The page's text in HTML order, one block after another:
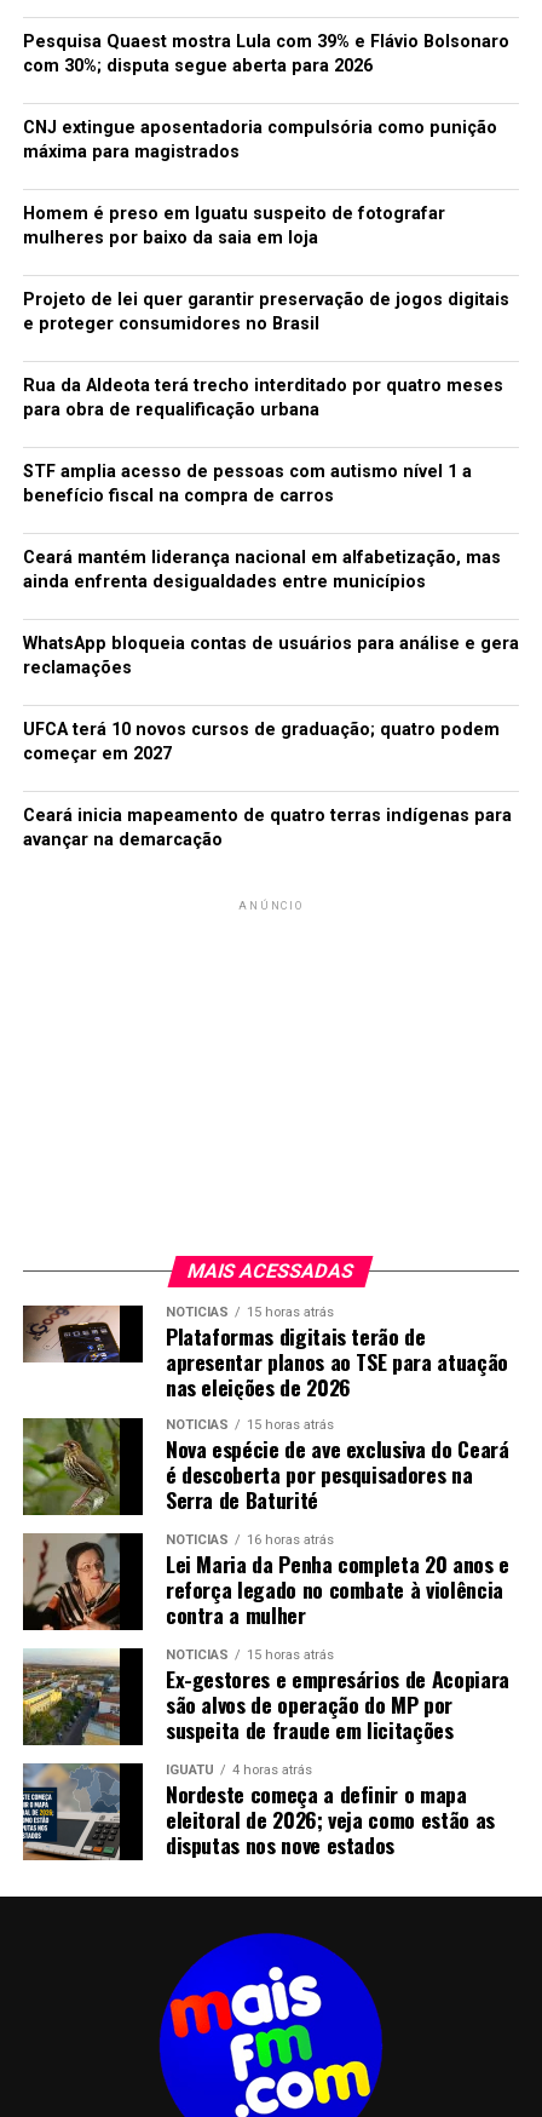
ARTISTA REVELAÇÃO FAVORITO
Charli XCX
Fifth Harmony
Meghan Trainor
Sam Smith
ARSTISTA COUNTRY MASCULINO FAVORITO
Blake Shelton
Brad Paisley
Luke Bryan
Tim McGraw
ARSTISTA COUNTRY FEMININO FAVORITO
Carrie Underwood
Faith Hill
ARTISTA DE POP FAVORITO
Beyoncé
Jennifer Lopez
Jessie J
Sia
Taylor Swift
ARTISTA DE HIP-HOP FAVORITO
Drake
Iggy Azalea
Jay Z
Nicki Minaj
T.I.
ARTISTA DE R&B FAVORITO
Jennifer Hudson
Pesquisa Quaest mostra Lula com 39% e Flávio Bolsonaro
com 30%; disputa segue aberta para 2026
CNJ extingue aposentadoria compulsória como punição
máxima para magistrados
Homem é preso em Iguatu suspeito de fotografar
mulheres por baixo da saia em loja
Projeto de lei quer garantir preservação de jogos digitais
e proteger consumidores no Brasil
Rua da Aldeota terá trecho interditado por quatro meses
para obra de requalificação urbana
STF amplia acesso de pessoas com autismo nível 1 a
benefício fiscal na compra de carros
Ceará mantém liderança nacional em alfabetização, mas
ainda enfrenta desigualdades entre municípios
WhatsApp bloqueia contas de usuários para análise e gera
reclamações
UFCA terá 10 novos cursos de graduação; quatro podem
começar em 2027
Ceará inicia mapeamento de quatro terras indígenas para
avançar na demarcação
ANÚNCIO
MAIS ACESSADAS
NOTICIAS 15 horas atrás
Plataformas digitais terão de
apresentar planos ao TSE para atuação
nas eleições de 2026
NOTICIAS 15 horas atrás
Nova espécie de ave exclusiva do Ceará
é descoberta por pesquisadores na
Serra de Baturité
NOTICIAS 16 horas atrás
Lei Maria da Penha completa 20 anos e
reforça legado no combate à violência
contra a mulher
NOTICIAS 15 horas atrás
Ex-gestores e empresários de Acopiara
são alvos de operação do MP por
suspeita de fraude em licitações
IGUATU 4 horas atrás
Nordeste começa a definir o mapa
eleitoral de 2026; veja como estão as
disputas nos nove estados